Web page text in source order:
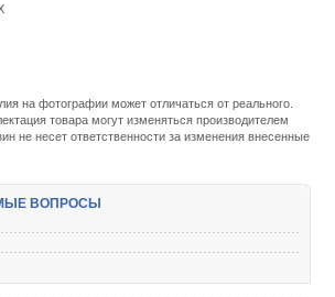
на фотографии может отличаться от реального.
товара могут изменяться производителем
не несет ответственности за изменения внесенные
ВОПРОСЫ